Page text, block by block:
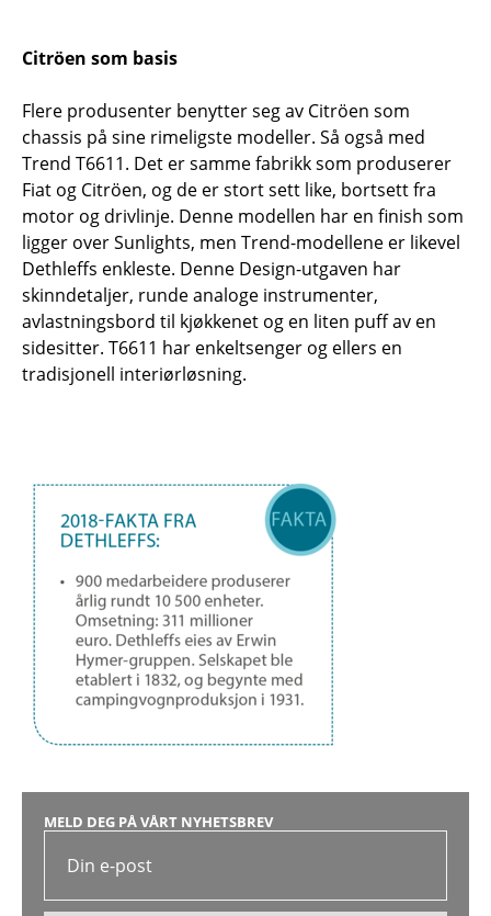
Citröen som basis
Flere produsenter benytter seg av Citröen som
chassis på sine rimeligste modeller. Så også med
Trend T6611. Det er samme fabrikk som produserer
Fiat og Citröen, og de er stort sett like, bortsett fra
motor og drivlinje. Denne modellen har en finish som
ligger over Sunlights, men Trend-modellene er likevel
Dethleffs enkleste. Denne Design-utgaven har
skinndetaljer, runde analoge instrumenter,
avlastningsbord til kjøkkenet og en liten puff av en
sidesitter. T6611 har enkeltsenger og ellers en
tradisjonell interiørløsning.
MELD DEG PÅ VÅRT NYHETSBREV